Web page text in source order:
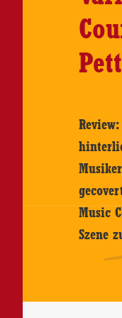
Music
Szene